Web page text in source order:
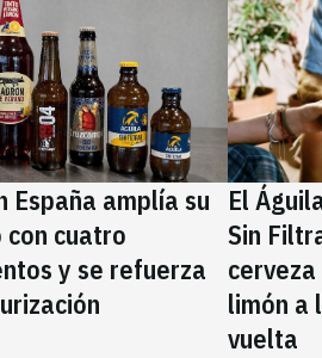
España amplía su
cuatro
y se refuerza
El
Sin
limón a
vuelta